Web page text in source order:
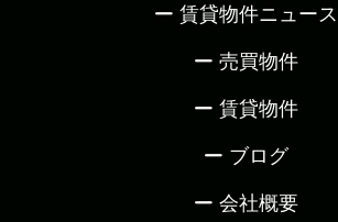
賃貸物件ニュース
売買物件
賃貸物件
ブログ
会社概要